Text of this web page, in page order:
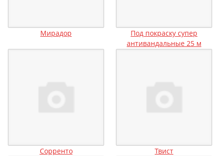
Мирадор
Под покраску супер
антивандальные 25 м
Сорренто Твист